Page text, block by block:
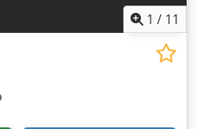
1 / 11